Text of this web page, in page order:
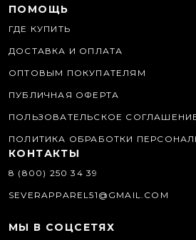
ПОМОЩЬ
ГДЕ КУПИТЬ
ДОСТАВКА И ОПЛАТА
ОПТОВЫМ ПОКУПАТЕЛЯМ
ПУБЛИЧНАЯ ОФЕРТА
ПОЛЬЗОВАТЕЛЬСКОЕ
ПОЛИТИКА ОБРАБОТКИ
КОНТАКТЫ
8 (800) 250 34 39
SEVERAPPAREL51@GMAIL.COM
МЫ В СОЦСЕТЯХ